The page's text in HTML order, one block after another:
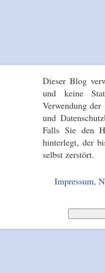
Dieser Blog
und keine
Verwendung
und
Falls Sie den
hinterlegt, der
selbst zerstört.
Impressum,